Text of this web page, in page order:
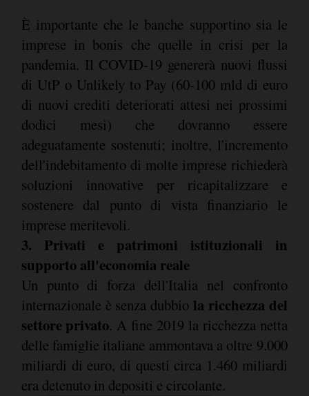
È importante che le banche supportino sia le
imprese in bonis che quelle in crisi per la
pandemia. Il COVID-19 genererà nuovi flussi
di UtP o Unlikely to Pay (60-100 mld di euro
di nuovi crediti deteriorati attesi nei prossimi
dodici mesi) che dovranno essere
adeguatamente sostenuti; inoltre, l'incremento
dell'indebitamento di molte imprese richiederà
soluzioni innovative per ricapitalizzare e
sostenere dal punto di vista finanziario le
imprese meritevoli.
3. Privati e patrimoni istituzionali in
supporto all'economia reale
Un punto di forza dell'Italia nel confronto
internazionale è senza dubbio la ricchezza del
settore privato. A fine 2019 la ricchezza netta
delle famiglie italiane ammontava a oltre 9.000
miliardi di euro, di questi circa 1.460 miliardi
era detenuto in depositi e circolante.